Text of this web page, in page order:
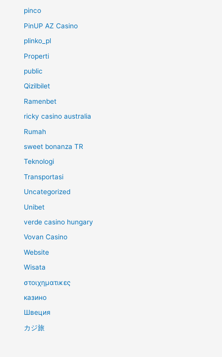
pinco
PinUP AZ Casino
plinko_pl
Properti
public
Qizilbilet
Ramenbet
ricky casino australia
Rumah
sweet bonanza TR
Teknologi
Transportasi
Uncategorized
Unibet
verde casino hungary
Vovan Casino
Website
Wisata
στοιχηματικες
казино
Швеция
カジ旅